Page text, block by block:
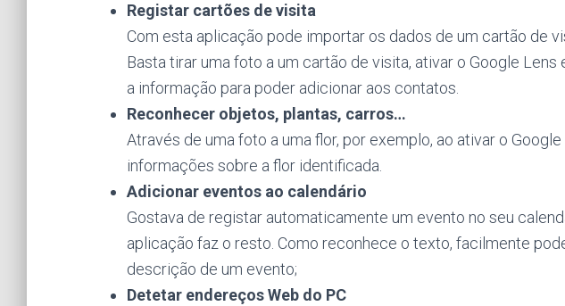
Registar cartões de visita
Com esta aplicação pode importar os dados de um cartão de
Basta tirar uma foto a um cartão de visita, ativar o Google
a informação para poder adicionar aos contatos.
Reconhecer objetos, plantas, carros…
Através de uma foto a uma flor, por exemplo, ao ativar o
informações sobre a flor identificada.
Adicionar eventos ao calendário
Gostava de registar automaticamente um evento no seu
aplicação faz o resto. Como reconhece o texto, facilmente
descrição de um evento;
Detetar endereços Web do PC